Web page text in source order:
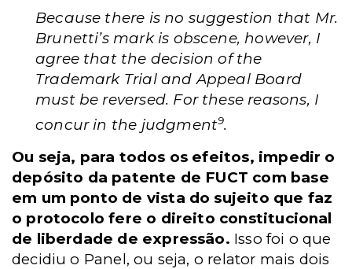
Because there is no suggestion that Mr.
Brunetti’s mark is obscene, however, I
agree that the decision of the
Trademark Trial and Appeal Board
must be reversed. For these reasons, I
concur in the judgment9.
Ou seja, para todos os efeitos, impedir o
depósito da patente de FUCT com base
em um ponto de vista do sujeito que faz
o protocolo fere o direito constitucional
de liberdade de expressão. Isso foi o que
decidiu o Panel, ou seja, o relator mais dois